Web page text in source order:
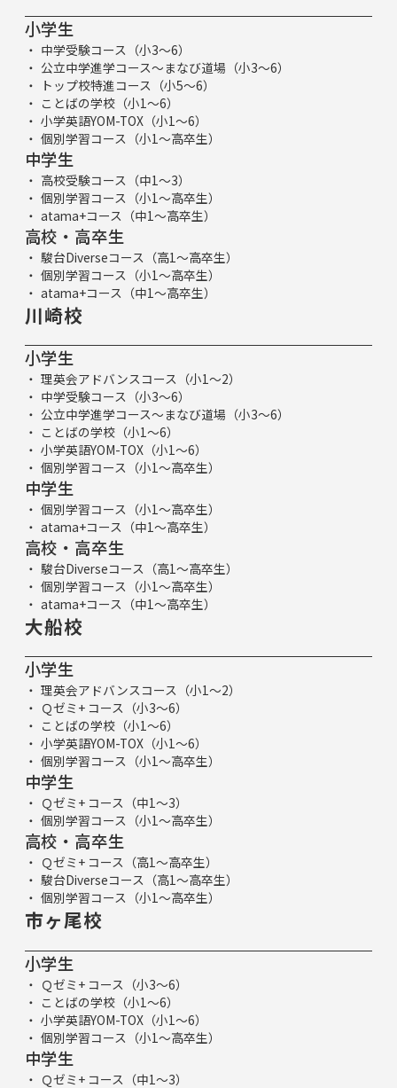
小学生
中学受験コース（小3～6）
公立中学進学コース～まなび道場（小3～6）
トップ校特進コース（小5～6）
ことばの学校（小1～6）
小学英語YOM-TOX（小1～6）
個別学習コース（小1～高卒生）
中学生
高校受験コース（中1～3）
個別学習コース（小1～高卒生）
atama+コース（中1～高卒生）
高校・高卒生
駿台Diverseコース（高1～高卒生）
個別学習コース（小1～高卒生）
atama+コース（中1～高卒生）
川崎校
小学生
理英会アドバンスコース（小1～2）
中学受験コース（小3～6）
公立中学進学コース～まなび道場（小3～6）
ことばの学校（小1～6）
小学英語YOM-TOX（小1～6）
個別学習コース（小1～高卒生）
中学生
個別学習コース（小1～高卒生）
atama+コース（中1～高卒生）
高校・高卒生
駿台Diverseコース（高1～高卒生）
個別学習コース（小1～高卒生）
atama+コース（中1～高卒生）
大船校
小学生
理英会アドバンスコース（小1～2）
Ｑゼミ+ コース（小3～6）
ことばの学校（小1～6）
小学英語YOM-TOX（小1～6）
個別学習コース（小1～高卒生）
中学生
Ｑゼミ+ コース（中1～3）
個別学習コース（小1～高卒生）
高校・高卒生
Ｑゼミ+ コース（高1～高卒生）
駿台Diverseコース（高1～高卒生）
個別学習コース（小1～高卒生）
市ヶ尾校
小学生
Ｑゼミ+ コース（小3～6）
ことばの学校（小1～6）
小学英語YOM-TOX（小1～6）
個別学習コース（小1～高卒生）
中学生
Ｑゼミ+ コース（中1～3）